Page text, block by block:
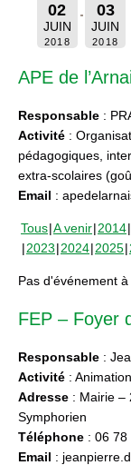
02
JUIN
2018
03
JUIN
2018
APE de
Responsable :
Activité :
pédagogiques,
extra-scolaires
Email :
Tous A venir 2014
2023 2024 2025
Pas d'événement à
FEP – Foyer
Responsable :
Activité :
Adresse : Mairie –
Symphorien
Téléphone : 06 78
Email :